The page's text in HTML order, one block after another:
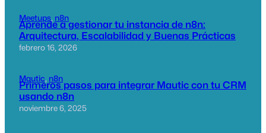
Meetups, n8n
Aprende a gestionar tu instancia de n8n:
Arquitectura, Escalabilidad y Buenas Prácticas
febrero 16, 2026
Mautic, n8n
Primeros pasos para integrar Mautic con tu CRM
usando n8n
noviembre 6, 2025